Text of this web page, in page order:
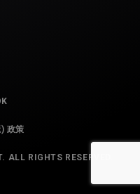
政策
RIGHTS RESERVED.